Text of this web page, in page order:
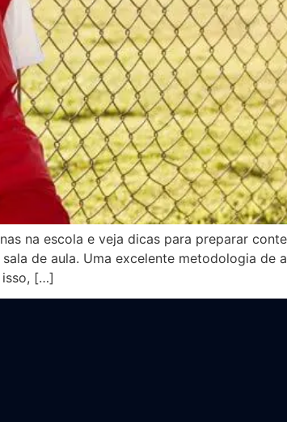
na escola e veja dicas para preparar
de aula. Uma excelente metodologia de
isso, […]